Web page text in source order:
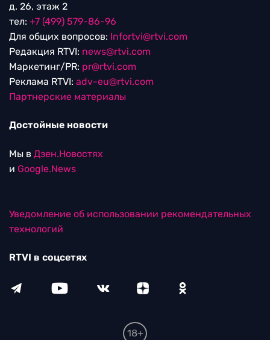
д. 26, этаж 2
тел: +7 (499) 579-86-96
Для общих вопросов: Infortvi@rtvi.com
Редакция RTVI: news@rtvi.com
Маркетинг/PR: pr@rtvi.com
Реклама RTVI: adv-eu@rtvi.com
Партнерские материалы
Достойные новости
Мы в Дзен.Новостях
и Google.News
Уведомление об использовании рекомендательных
технологий
RTVI в соцсетях
18+